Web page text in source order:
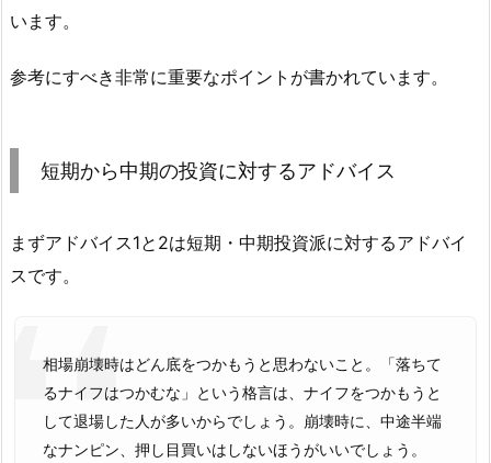
います。
参考にすべき非常に重要なポイントが書かれています。
短期から中期の投資に対するアドバイス
まずアドバイス1と2は短期・中期投資派に対するアドバイ
スです。
相場崩壊時はどん底をつかもうと思わないこと。「落ちて
るナイフはつかむな」という格言は、ナイフをつかもうと
して退場した人が多いからでしょう。崩壊時に、中途半端
なナンピン、押し目買いはしないほうがいいでしょう。